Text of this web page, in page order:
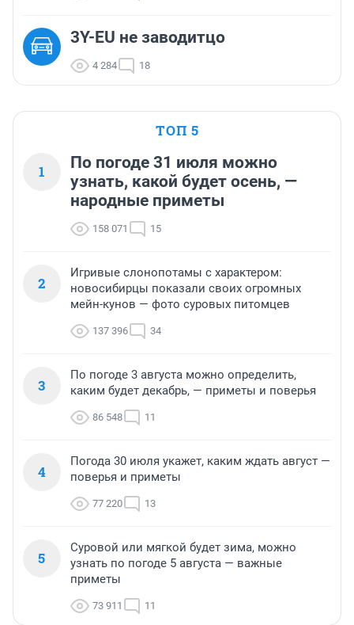
3Y-EU не заводитцо
4 284 18
ТОП 5
1
По погоде 31 июля можно
узнать, какой будет осень, —
народные приметы
158 071 15
2
Игривые слонопотамы с характером:
новосибирцы показали своих огромных
мейн-кунов — фото суровых питомцев
137 396 34
3
По погоде 3 августа можно определить,
каким будет декабрь, — приметы и поверья
86 548 11
4
Погода 30 июля укажет, каким ждать август —
поверья и приметы
77 220 13
5
Суровой или мягкой будет зима, можно
узнать по погоде 5 августа — важные
приметы
73 911 11